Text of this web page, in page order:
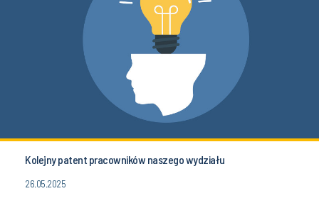
Kolejny patent pracowników naszego wydziału
26.05.2025